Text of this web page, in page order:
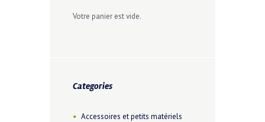
Votre panier est vide.
Categories
Accessoires et petits matériels